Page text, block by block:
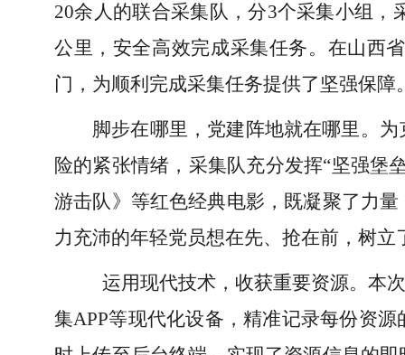
20余人的联合采集队，分3个采集小组
公里，安全高效完成采集任务。在山西
门，为顺利完成采集任务提供了坚强保障
脚步在哪里，党建阵地就在哪里。
险的紧张情绪，采集队充分发挥“坚强堡
游击队》等红色经典电影，既凝聚了力
力充沛的年轻党员想在先、抢在前，树
运用现代技术，收获重要资源。本
集APP等现代化设备，精准记录每份资